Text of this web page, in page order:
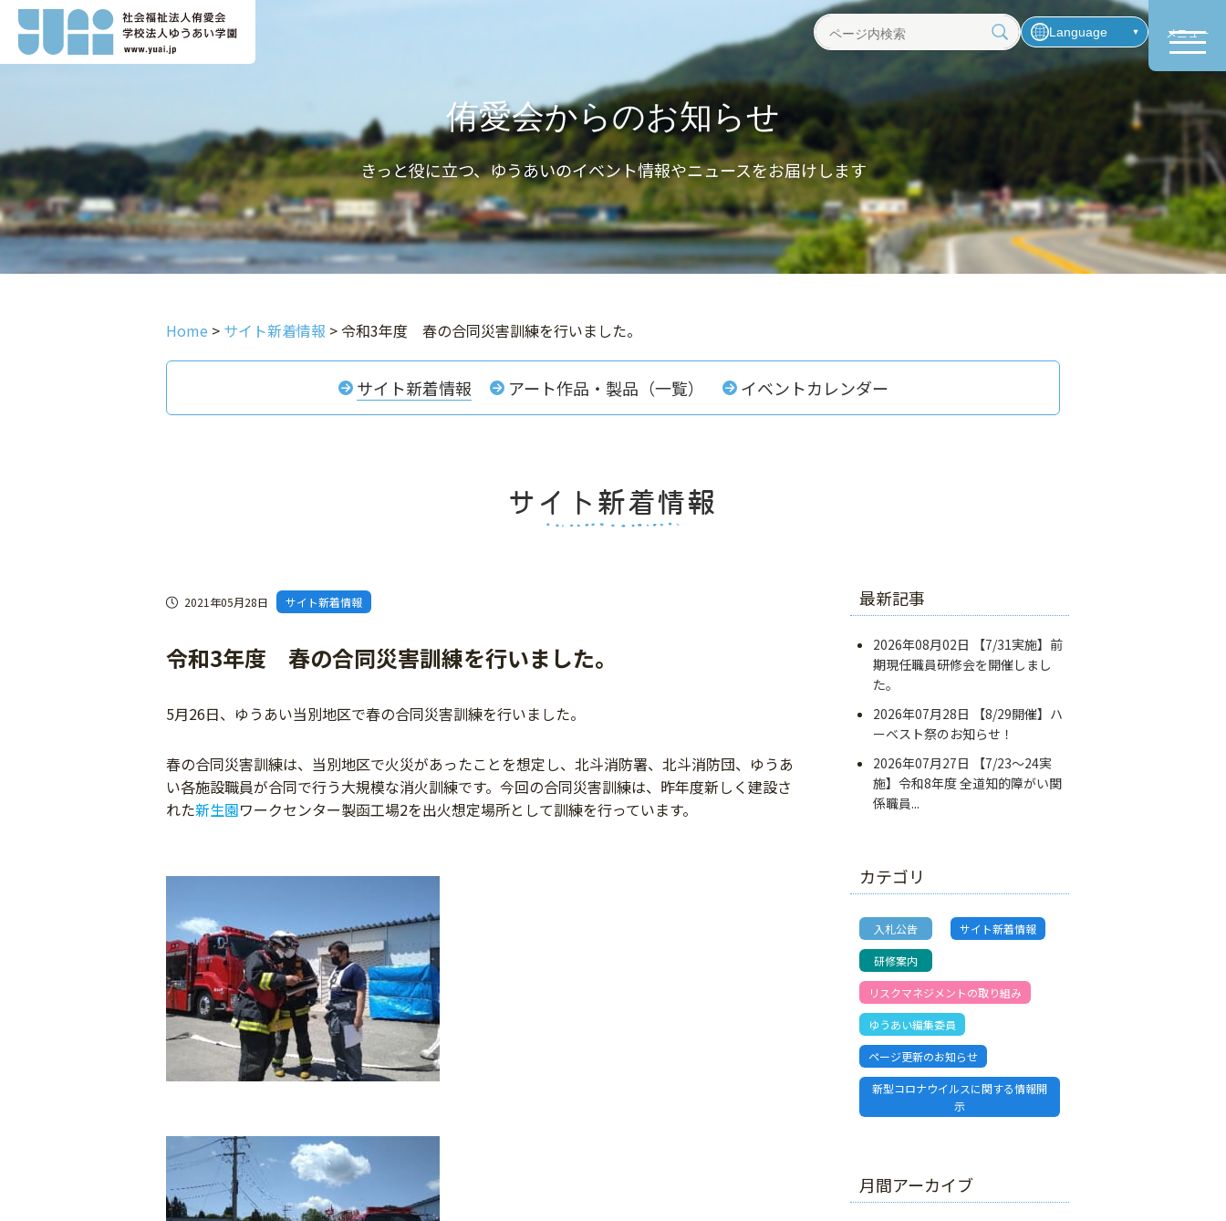
ペ
ジ
検
索
Language メニュー
侑愛会からのお知らせ
きっと役に立つ、ゆうあいのイベント情報やニュースをお届けします
Home > サイト新着情報 >令和3年度 春の合同災害訓練を行いました。
サイト新着情報 アート作品・製品（一覧） イベントカレンダー
2021年05月28日 サイト新着情報
令和3年度 春の合同災害訓練を行いました。
5月26日、ゆうあい当別地区で春の合同災害訓練を行いました。
春の合同災害訓練は、当別地区で火災があったことを想定し、北斗消防署、北斗消防団、ゆうあ
い各施設職員が合同で行う大規模な消火訓練です。今回の合同災害訓練は、昨年度新しく建設さ
れた新生園ワークセンター製函工場2を出火想定場所として訓練を行っています。
最新記事
2026年08月02日
【7/31実施】前
期現任職員研修会を開催しまし
た。
2026年07月28日
【8/29開催】ハ
ーベスト祭のお知らせ！
2026年07月27日
【7/23～24実
施】令和8年度 全道知的障がい関
係職員...
カテゴリ
入札公告 サイト新着情報
研修案内
リスクマネジメントの取り組み
ゆうあい編集委員
ページ更新のお知らせ
新型コロナウイルスに関する情報開
示
月間アーカイブ